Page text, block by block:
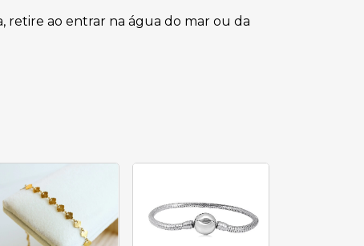
retire ao entrar na água do mar ou da